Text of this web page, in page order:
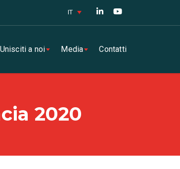
IT
Unisciti a noi Media Contatti
2020